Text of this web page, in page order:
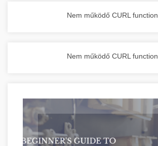
Nem működő CURL function.
Nem működő CURL function.